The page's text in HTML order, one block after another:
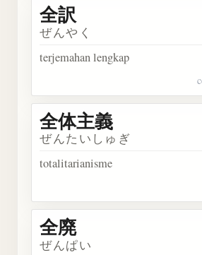
全訳
ぜんやく
terjemahan lengkap
全体主義
ぜんたいしゅぎ
totalitarianisme
全廃
ぜんぱい